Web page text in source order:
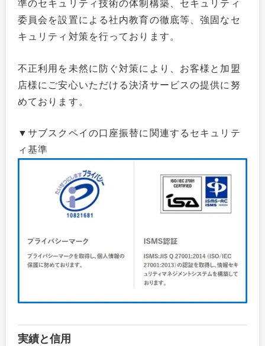
準のセキュリティ技術の体制構築、セキュリティ
委員会を設置による社内教育の徹底等、強固なセ
キュリティ対策を行っております。
不正利用を未然に防ぐ対策により、お客様と加盟
店様にご安心いただける決済サービスの提供に努
めております。
▼サブスクペイの口座振替に関連するセキュリテ
ィ基準
実績と信用